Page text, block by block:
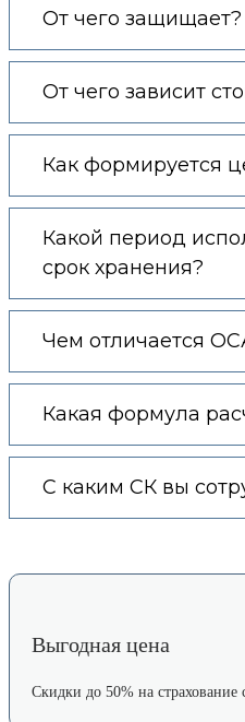
От чего защищает?
От чего зависит
Как формируется
Какой период
срок хранения?
Чем отличается
Какая формула
С каким СК вы
Выгодная цена
Скидки до 50% на страхование